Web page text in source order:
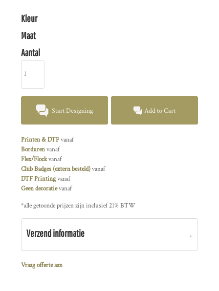
Kleur
Maat
Aantal
Start Designing Add to Cart
Printen & DTFvanaf
Bordurenvanaf
Flex/Flockvanaf
Club Badges (extern besteld)vanaf
DTF Printingvanaf
Geen decoratievanaf
*alle getoonde prijzen zijn inclusief 21% BTW
Verzend informatie
Vraag offerte aan